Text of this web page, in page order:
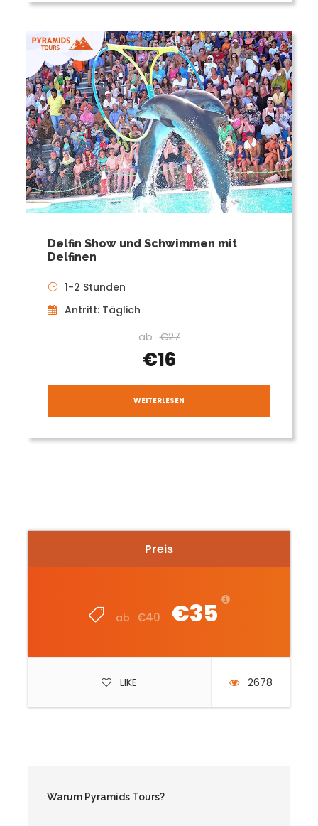
Preis
ab €40 €35
LIKE 2678
Warum Pyramids Tours?
Delfin Show und Schwimmen mit
Delfinen
1-2 Stunden
Antritt: Täglich
ab €27
€16
WEITERLESEN